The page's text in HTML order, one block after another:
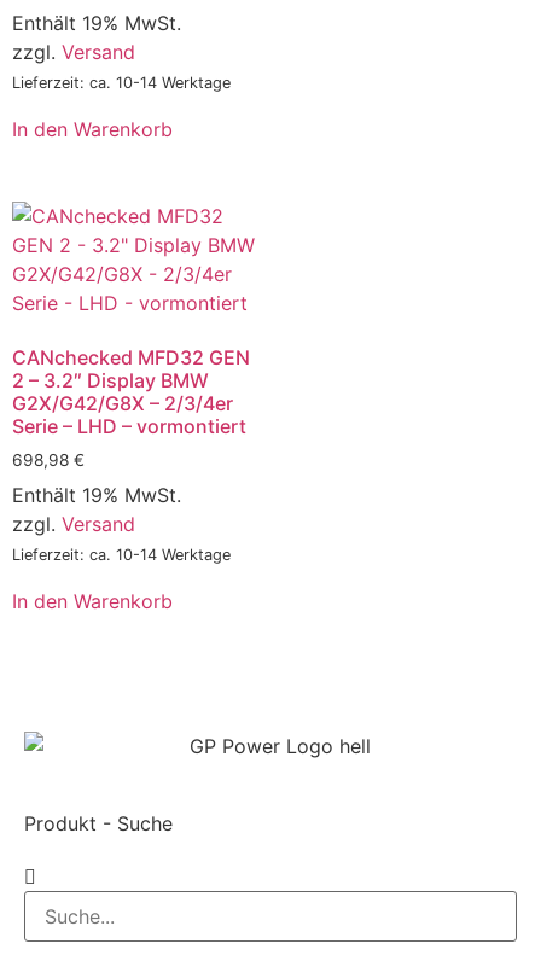
Produkt - Suche
Enthält 19% MwSt.
zzgl. Versand
Lieferzeit: ca. 10-14 Werktage
In den Warenkorb
CANchecked MFD32 GEN
2 – 3.2″ Display BMW
G2X/G42/G8X – 2/3/4er
Serie – LHD – vormontiert
698,98 €
Enthält 19% MwSt.
zzgl. Versand
Lieferzeit: ca. 10-14 Werktage
In den Warenkorb